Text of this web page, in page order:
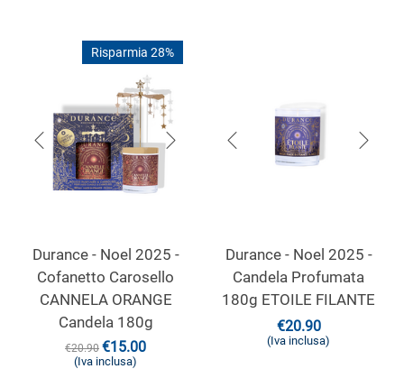
Risparmia 28%
Durance - Noel 2025 -
Cofanetto Carosello
CANNELA ORANGE
Candela 180g
€20.90 €15.00
(Iva inclusa)
Durance - Noel 2025 -
Candela Profumata
180g ETOILE FILANTE
€20.90
(Iva inclusa)